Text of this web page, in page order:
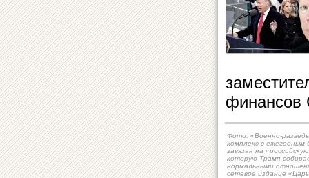
финансов
Фото: «Военно-
комплекс с
завязан на
которую Трамп
нормальными
сетевое издание